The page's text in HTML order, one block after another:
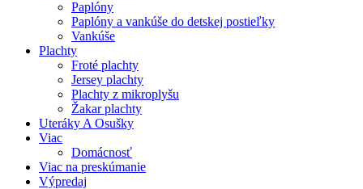
Paplóny
Paplóny a vankúše do detskej postieľky
Vankúše
Plachty
Froté plachty
Jersey plachty
Plachty z mikroplyšu
Žakar plachty
Uteráky A Osušky
Viac
Domácnosť
Viac na preskúmanie
Výpredaj